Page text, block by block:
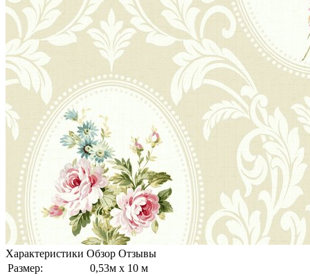
Характеристики Обзор Отзывы
Размер:
0,53м x 10 м